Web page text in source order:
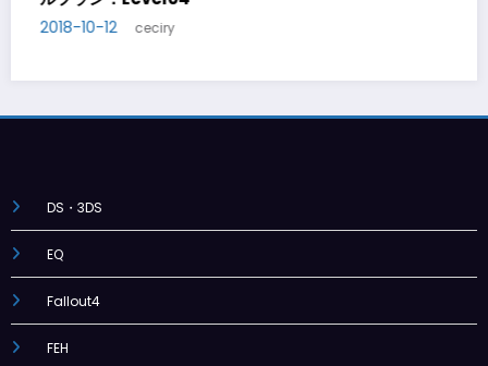
2018-10-14 ceciry
DS・3DS
EQ
Fallout4
FEH